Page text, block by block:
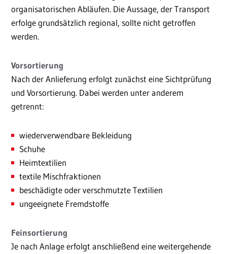
organisatorischen Abläufen. Die Aussage, der Transport
erfolge grundsätzlich regional, sollte nicht getroffen
werden.
Vorsortierung
Nach der Anlieferung erfolgt zunächst eine Sichtprüfung
und Vorsortierung. Dabei werden unter anderem
getrennt:
wiederverwendbare Bekleidung
Schuhe
Heimtextilien
textile Mischfraktionen
beschädigte oder verschmutzte Textilien
ungeeignete Fremdstoffe
Feinsortierung
Je nach Anlage erfolgt anschließend eine weitergehende